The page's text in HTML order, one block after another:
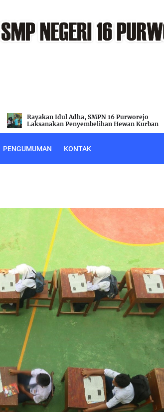
Purnawiyata SMPN 16 Purworejo Berlangsung
Khidmat dan Semarak
PENGUMUMAN KONTAK